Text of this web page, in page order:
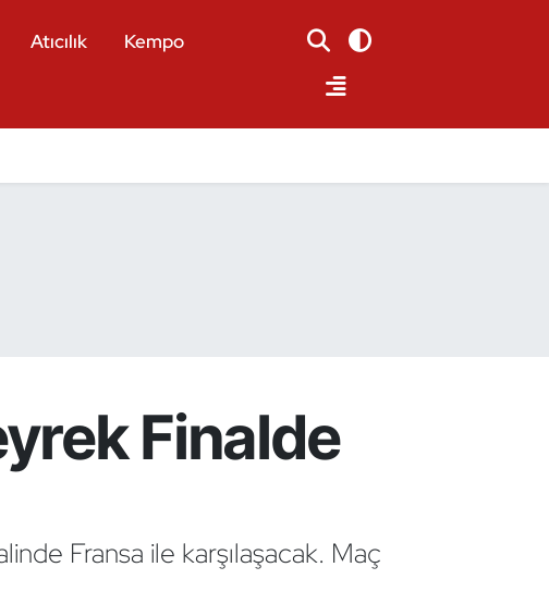
Atıcılık
Kempo
Finalde
Fransa ile karşılaşacak. Maç